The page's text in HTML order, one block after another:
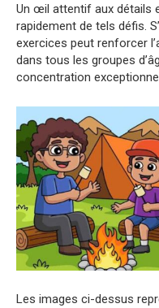
Un œil attentif aux détails
rapidement de tels défis.
exercices peut renforcer
dans tous les groupes
concentration
Les images ci-dessus